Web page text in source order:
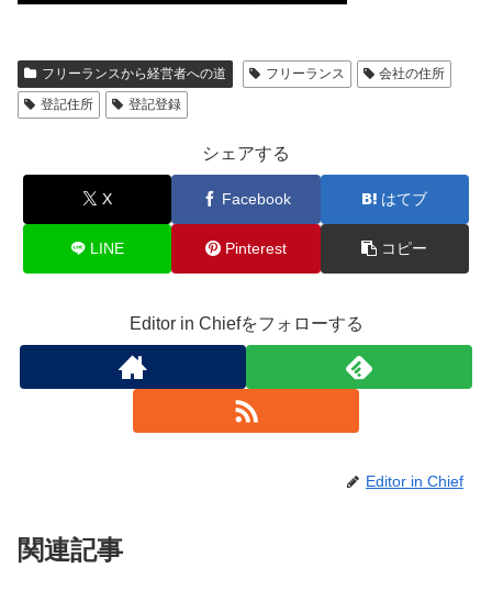
フリーランスから経営者への道 フリーランス
会社の住所
登記住所
登記登録
シェアする
X Facebook はてブ
LINE Pinterest コピー
Editor in Chiefをフォローする
Editor in Chief
関連記事